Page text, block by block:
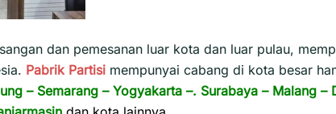
dan pemesanan luar kota dan luar pulau,
Pabrik Partisi mempunyai cabang di kota besar
– Semarang – Yogyakarta –. Surabaya – Malang –